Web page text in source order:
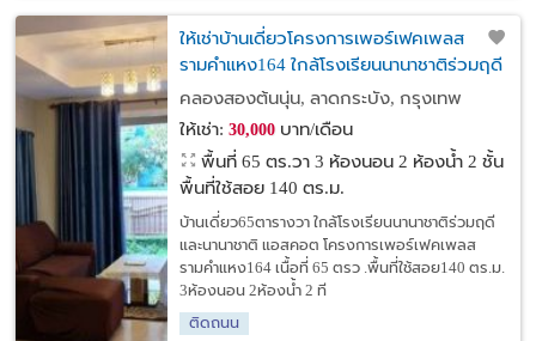
ให้เช่าบ้านเดี่ยวโครงการเพอร์เฟคเพลส
รามคำแหง164 ใกล้โรงเรียนนานาชาติร่วมฤดี
และนานาชาติ แอสคอต
คลองสองต้นนุ่น, ลาดกระบัง, กรุงเทพ
ให้เช่า: 30,000บาท/เดือน
พื้นที่ 65 ตร.วา 3 ห้องนอน 2 ห้องน้ำ 2 ชั้น
พื้นที่ใช้สอย 140 ตร.ม.
บ้านเดี่ยว65ตารางวา ใกล้โรงเรียนนานาชาติร่วมฤดี
และนานาชาติ แอสคอต โครงการเพอร์เฟคเพลส
รามคำแหง164 เนื้อที่ 65 ตรว .พื้นที่ใช้สอย140 ตร.ม.
3ห้องนอน 2ห้องน้ำ 2 ที
ติดถนน